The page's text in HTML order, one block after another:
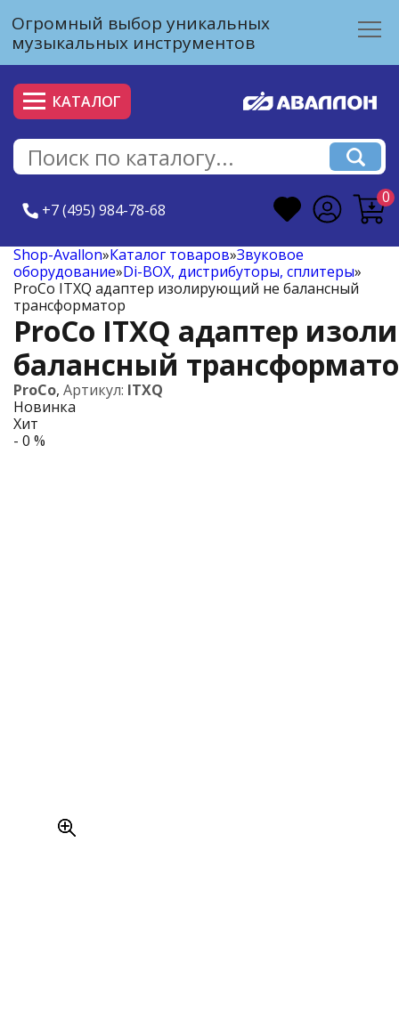
Огромный выбор уникальных
музыкальных инструментов
КАТАЛОГ
+7 (495) 984-78-68
0
Shop-Avallon»Каталог товаров»Звуковое
оборудование»Di-BOX, дистрибуторы, сплитеры»
ProCo ITXQ адаптер изолирующий не балансный
трансформатор
ProCo ITXQ адаптер
балансный
ProCo, Артикул: ITXQ
Новинка
Хит
- 0 %